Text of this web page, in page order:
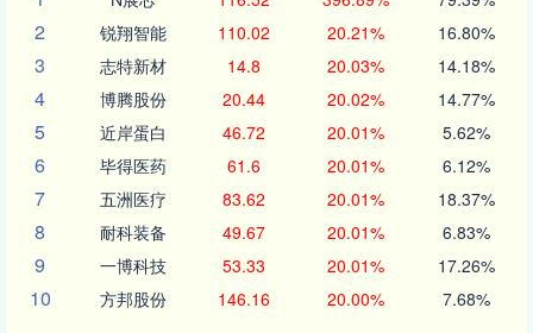
2 锐翔智能 110.02 20.21% 16.80%
3 志特新材 14.8 20.03% 14.18%
4 博腾股份 20.44 20.02% 14.77%
5 近岸蛋白 46.72 20.01% 5.62%
6 毕得医药 61.6 20.01% 6.12%
7 五洲医疗 83.62 20.01% 18.37%
8 耐科装备 49.67 20.01% 6.83%
9 一博科技 53.33 20.01% 17.26%
10 方邦股份 146.16 20.00% 7.68%